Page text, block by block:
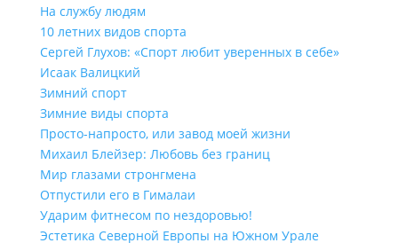
На службу людям
10 летних видов спорта
Сергей Глухов: «Спорт любит уверенных в себе»
Исаак Валицкий
Зимний спорт
Зимние виды спорта
Просто-напросто, или завод моей жизни
Михаил Блейзер: Любовь без границ
Мир глазами стронгмена
Отпустили его в Гималаи
Ударим фитнесом по нездоровью!
Эстетика Северной Европы на Южном Урале